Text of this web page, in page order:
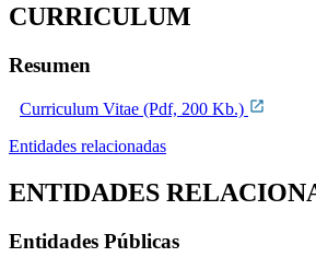
CURRICULUM
Resumen
Curriculum Vitae (Pdf, 200 Kb.)
Entidades relacionadas
ENTIDADES
Entidades Públicas